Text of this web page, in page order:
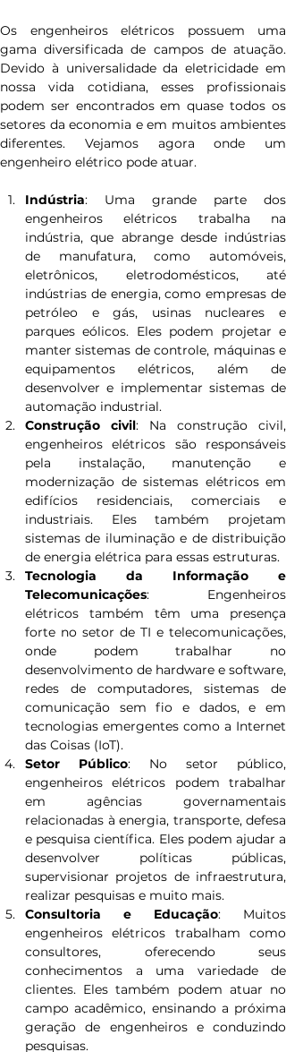
Os engenheiros elétricos possuem uma
gama diversificada de campos de atuação.
Devido à universalidade da eletricidade em
nossa vida cotidiana, esses profissionais
podem ser encontrados em quase todos os
setores da economia e em muitos ambientes
diferentes. Vejamos agora onde um
engenheiro elétrico pode atuar.
Indústria: Uma grande parte dos
engenheiros elétricos trabalha na
indústria, que abrange desde indústrias
de manufatura, como automóveis,
eletrônicos, eletrodomésticos, até
indústrias de energia, como empresas de
petróleo e gás, usinas nucleares e
parques eólicos. Eles podem projetar e
manter sistemas de controle, máquinas e
equipamentos elétricos, além de
desenvolver e implementar sistemas de
automação industrial.
Construção civil: Na construção civil,
engenheiros elétricos são responsáveis
pela instalação, manutenção e
modernização de sistemas elétricos em
edifícios residenciais, comerciais e
industriais. Eles também projetam
sistemas de iluminação e de distribuição
de energia elétrica para essas estruturas.
Tecnologia da Informação e
Telecomunicações: Engenheiros
elétricos também têm uma presença
forte no setor de TI e telecomunicações,
onde podem trabalhar no
desenvolvimento de hardware e software,
redes de computadores, sistemas de
comunicação sem fio e dados, e em
tecnologias emergentes como a Internet
das Coisas (IoT).
Setor Público: No setor público,
engenheiros elétricos podem trabalhar
em agências governamentais
relacionadas à energia, transporte, defesa
e pesquisa científica. Eles podem ajudar a
desenvolver políticas públicas,
supervisionar projetos de infraestrutura,
realizar pesquisas e muito mais.
Consultoria e Educação: Muitos
engenheiros elétricos trabalham como
consultores, oferecendo seus
conhecimentos a uma variedade de
clientes. Eles também podem atuar no
campo acadêmico, ensinando a próxima
geração de engenheiros e conduzindo
pesquisas.